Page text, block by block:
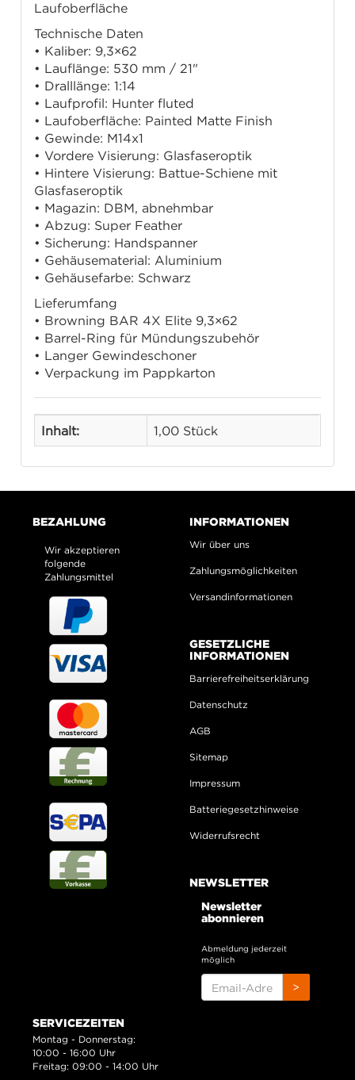
Laufoberfläche
Technische Daten
• Kaliber: 9,3×62
• Lauflänge: 530 mm / 21"
• Dralllänge: 1:14
• Laufprofil: Hunter fluted
• Laufoberfläche: Painted Matte Finish
• Gewinde: M14x1
• Vordere Visierung: Glasfaseroptik
• Hintere Visierung: Battue-Schiene mit
Glasfaseroptik
• Magazin: DBM, abnehmbar
• Abzug: Super Feather
• Sicherung: Handspanner
• Gehäusematerial: Aluminium
• Gehäusefarbe: Schwarz
Lieferumfang
• Browning BAR 4X Elite 9,3×62
• Barrel-Ring für Mündungszubehör
• Langer Gewindeschoner
• Verpackung im Pappkarton
Inhalt: 1,00 Stück
BEZAHLUNG
Wir akzeptieren
folgende
Zahlungsmittel
INFORMATIONEN
Wir über uns
Zahlungsmöglichkeiten
Versandinformationen
GESETZLICHE
INFORMATIONEN
Barrierefreiheitserklärung
Datenschutz
AGB
Sitemap
Impressum
Batteriegesetzhinweise
Widerrufsrecht
NEWSLETTER
Newsletter
abonnieren
Abmeldung jederzeit
möglich
ADRESSE
>
SERVICEZEITEN
Montag - Donnerstag:
10:00 - 16:00 Uhr
Freitag: 09:00 - 14:00 Uhr